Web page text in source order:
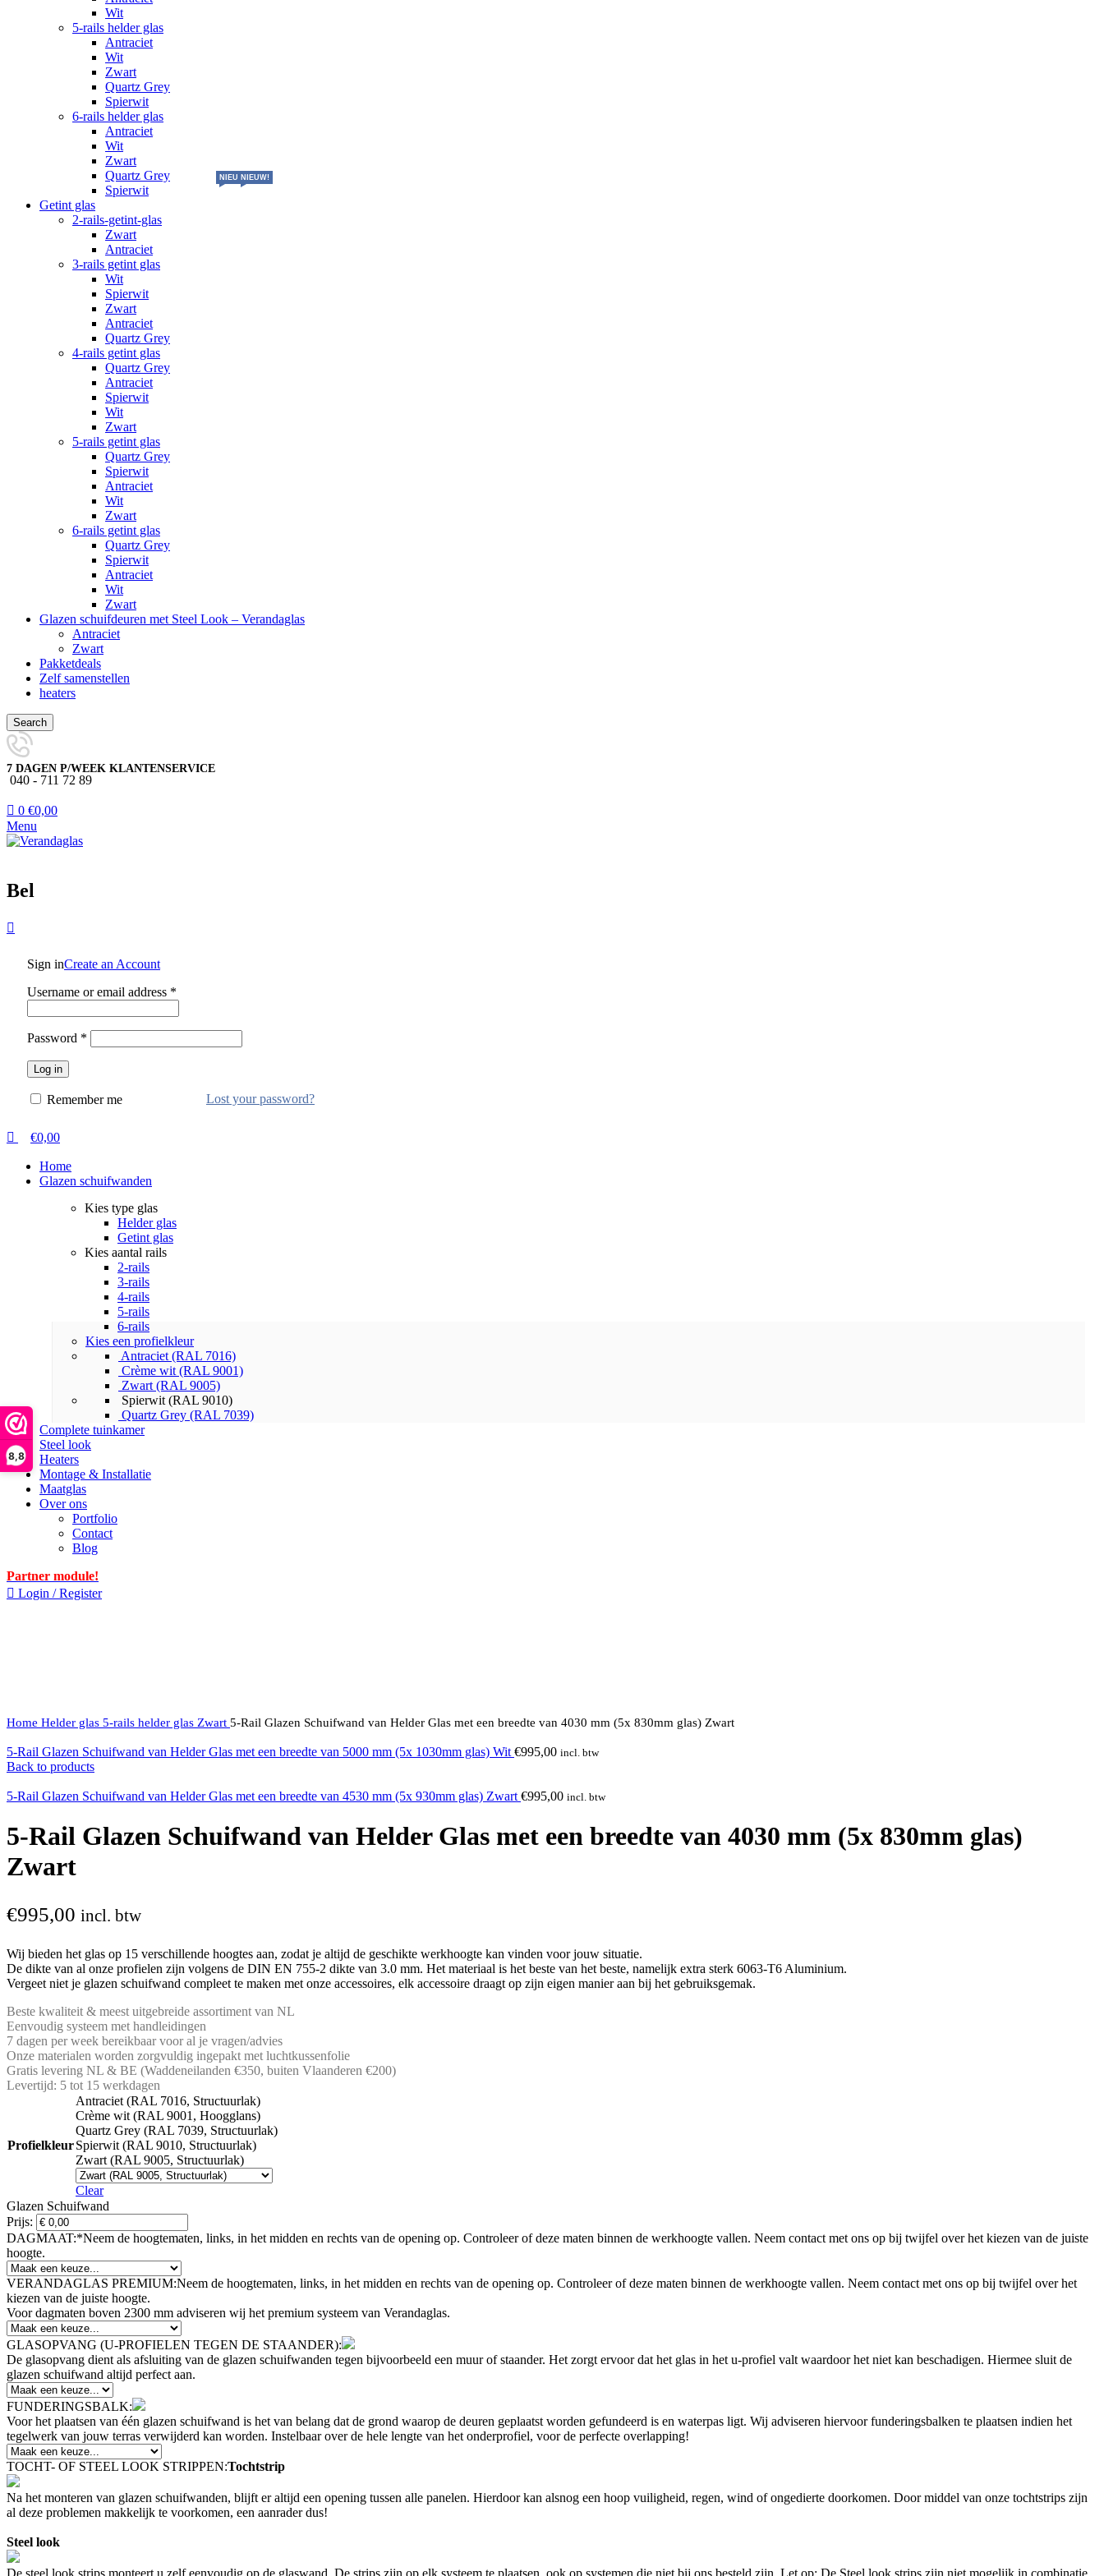
8,8
Wit
5-rails helder glas
Antraciet
Wit
Zwart
Quartz Grey
Spierwit
6-rails helder glas
Antraciet
Wit
Zwart
Quartz Grey
Spierwit
Getint glas
2-rails-getint-glas
Zwart
Antraciet
3-rails getint glas
Wit
Spierwit
Zwart
Antraciet
Quartz Grey
4-rails getint glas
Quartz Grey
Antraciet
Spierwit
Wit
Zwart
5-rails getint glas
Quartz Grey
Spierwit
Antraciet
Wit
Zwart
6-rails getint glas
Quartz Grey
Spierwit
Antraciet
Wit
Zwart
Glazen schuifdeuren met Steel Look – Verandaglas
Antraciet
Zwart
Pakketdeals
Zelf samenstellen
heaters
Search
7 DAGEN P/WEEK KLANTENSERVICE
040 - 711 72 89
0 €0,00
Menu
Bel
Sign inCreate an Account
Username or email address *
Password *
Log in
Lost your password?
Remember me
€0,00
Home
Glazen schuifwanden
Kies type glas
Helder glas
Getint glas
Kies aantal rails
2-rails
3-rails
4-rails
5-rails
6-rails
Kies een profielkleur
Antraciet (RAL 7016)
Crème wit (RAL 9001)
Zwart (RAL 9005)
Spierwit (RAL 9010)
NIEUW!
Quartz Grey (RAL 7039)
NIEUW!
Complete tuinkamer
Steel look
Heaters
Montage & Installatie
Maatglas
Over ons
Portfolio
Contact
Blog
Partner module!
Login / Register
Home Helder glas 5-rails helder glas Zwart 5-Rail Glazen Schuifwand van Helder Glas met een breedte van 4030 mm (5x 830mm glas) Zwart
5-Rail Glazen Schuifwand van Helder Glas met een breedte van 5000 mm (5x 1030mm glas) Wit €995,00 incl. btw
Back to products
5-Rail Glazen Schuifwand van Helder Glas met een breedte van 4530 mm (5x 930mm glas) Zwart €995,00 incl. btw
5-Rail Glazen Schuifwand van Helder Glas met een breedte van 4030 mm (5x 830mm glas)
Zwart
€995,00 incl. btw
Wij bieden het glas op 15 verschillende hoogtes aan, zodat je altijd de geschikte werkhoogte kan vinden voor jouw situatie.
De dikte van al onze profielen zijn volgens de DIN EN 755-2 dikte van 3.0 mm. Het materiaal is het beste van het beste, namelijk extra sterk 6063-T6 Aluminium.
Vergeet niet je glazen schuifwand compleet te maken met onze accessoires, elk accessoire draagt op zijn eigen manier aan bij het gebruiksgemak.
Beste kwaliteit & meest uitgebreide assortiment van NL
Eenvoudig systeem met handleidingen
7 dagen per week bereikbaar voor al je vragen/advies
Onze materialen worden zorgvuldig ingepakt met luchtkussenfolie
Gratis levering NL & BE (Waddeneilanden €350, buiten Vlaanderen €200)
Levertijd: 5 tot 15 werkdagen
Profielkleur
Antraciet (RAL 7016, Structuurlak)
Crème wit (RAL 9001, Hoogglans)
Quartz Grey (RAL 7039, Structuurlak)
Spierwit (RAL 9010, Structuurlak)
Zwart (RAL 9005, Structuurlak)
Clear
Glazen Schuifwand
Prijs:
DAGMAAT:*Neem de hoogtematen, links, in het midden en rechts van de opening op. Controleer of deze maten binnen de werkhoogte vallen. Neem contact met ons op bij twijfel over het kiezen van de juiste
hoogte.
VERANDAGLAS PREMIUM:Neem de hoogtematen, links, in het midden en rechts van de opening op. Controleer of deze maten binnen de werkhoogte vallen. Neem contact met ons op bij twijfel over het
kiezen van de juiste hoogte.
Voor dagmaten boven 2300 mm adviseren wij het premium systeem van Verandaglas.
GLASOPVANG (U-PROFIELEN TEGEN DE STAANDER):
De glasopvang dient als afsluiting van de glazen schuifwanden tegen bijvoorbeeld een muur of staander. Het zorgt ervoor dat het glas in het u-profiel valt waardoor het niet kan beschadigen. Hiermee sluit de
glazen schuifwand altijd perfect aan.
FUNDERINGSBALK:
Voor het plaatsen van één glazen schuifwand is het van belang dat de grond waarop de deuren geplaatst worden gefundeerd is en waterpas ligt. Wij adviseren hiervoor funderingsbalken te plaatsen indien het
tegelwerk van jouw terras verwijderd kan worden. Instelbaar over de hele lengte van het onderprofiel, voor de perfecte overlapping!
TOCHT- OF STEEL LOOK STRIPPEN:Tochtstrip
Na het monteren van glazen schuifwanden, blijft er altijd een opening tussen alle panelen. Hierdoor kan alsnog een hoop vuiligheid, regen, wind of ongedierte doorkomen. Door middel van onze tochtstrips zijn
al deze problemen makkelijk te voorkomen, een aanrader dus!
Steel look
De steel look strips monteert u zelf eenvoudig op de glaswand. De strips zijn op elk systeem te plaatsen, ook op systemen die niet bij ons besteld zijn. Let op: De Steel look strips zijn niet mogelijk in combinatie